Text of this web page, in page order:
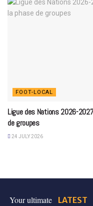
FOOT-LOCAL
Ligue des Nations 2026-
de groupes
24 JULY 2026
Your ultimate
LATEST